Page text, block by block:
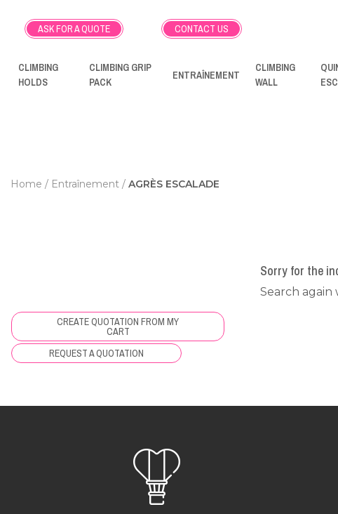
ASK FOR A QUOTE CONTACT US
CLIMBING
HOLDS
CLIMBING GRIP
PACK
ENTRAÎNEMENT
CLIMBING
WALL
Home Entraînement AGRÈS ESCALADE
CREATE QUOTATION FROM MY
CART
REQUEST A QUOTATION
Sorry for the
Search